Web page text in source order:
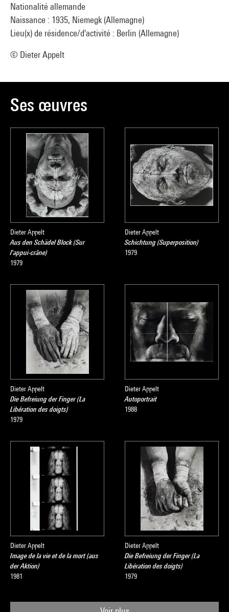
Nationalité allemande
Naissance : 1935, Niemegk (Allemagne)
Lieu(x) de résidence/d'activité : Berlin (Allemagne)
© Dieter Appelt
Diffusion image :GrandPalaisRmnPhoto
Ses œuvres
Dieter Appelt
Aus den Schädel Block (Sur
l'appui-crâne)
1979
Dieter Appelt
Schichtung (Superposition)
1979
Dieter Appelt
Die Befreiung der Finger (La
Libération des doigts)
1979
Dieter Appelt
Autoportrait
1988
Dieter Appelt
Image de la vie et de la mort (aus
der Aktion)
1981
Dieter Appelt
Die Befreiung der Finger (La
Libération des doigts)
1979